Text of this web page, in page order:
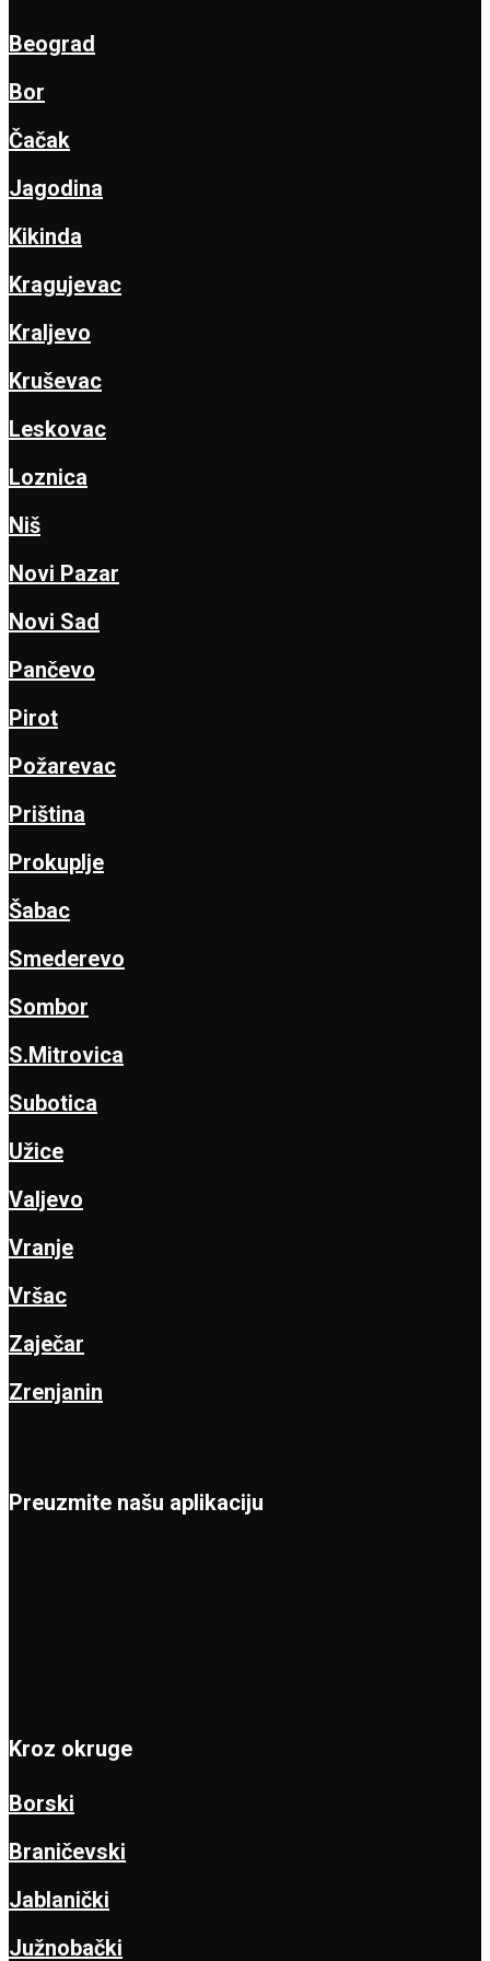
Beograd
Bor
Čačak
Jagodina
Kikinda
Kragujevac
Kraljevo
Kruševac
Leskovac
Loznica
Niš
Novi Pazar
Novi Sad
Pančevo
Pirot
Požarevac
Priština
Prokuplje
Šabac
Smederevo
Sombor
S.Mitrovica
Subotica
Užice
Valjevo
Vranje
Vršac
Zaječar
Zrenjanin
Preuzmite našu aplikaciju
Kroz okruge
Borski
Braničevski
Jablanički
Južnobački